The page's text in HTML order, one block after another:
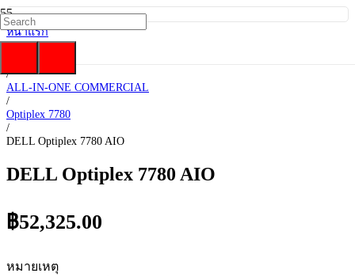
หน้าแรก
/
/
ALL-IN-ONE COMMERCIAL
/
Optiplex 7780
/
DELL Optiplex 7780 AIO
DELL Optiplex 7780 AIO
฿52,325.00
หมายเหตุ